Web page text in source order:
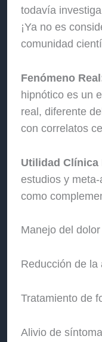
todavía
¡Ya no es
comunidad
Fenómeno
hipnótico es un
real, diferente
con correlatos
Utilidad Clínica
estudios y
como
Manejo del
Reducción de la
Tratamiento de
Alivio de